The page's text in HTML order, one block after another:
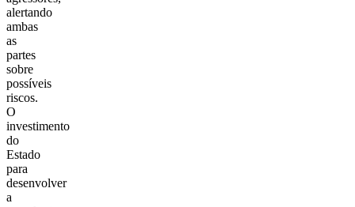
alertando
ambas
as
partes
sobre
possíveis
riscos.
O
investimento
do
Estado
para
desenvolver
a